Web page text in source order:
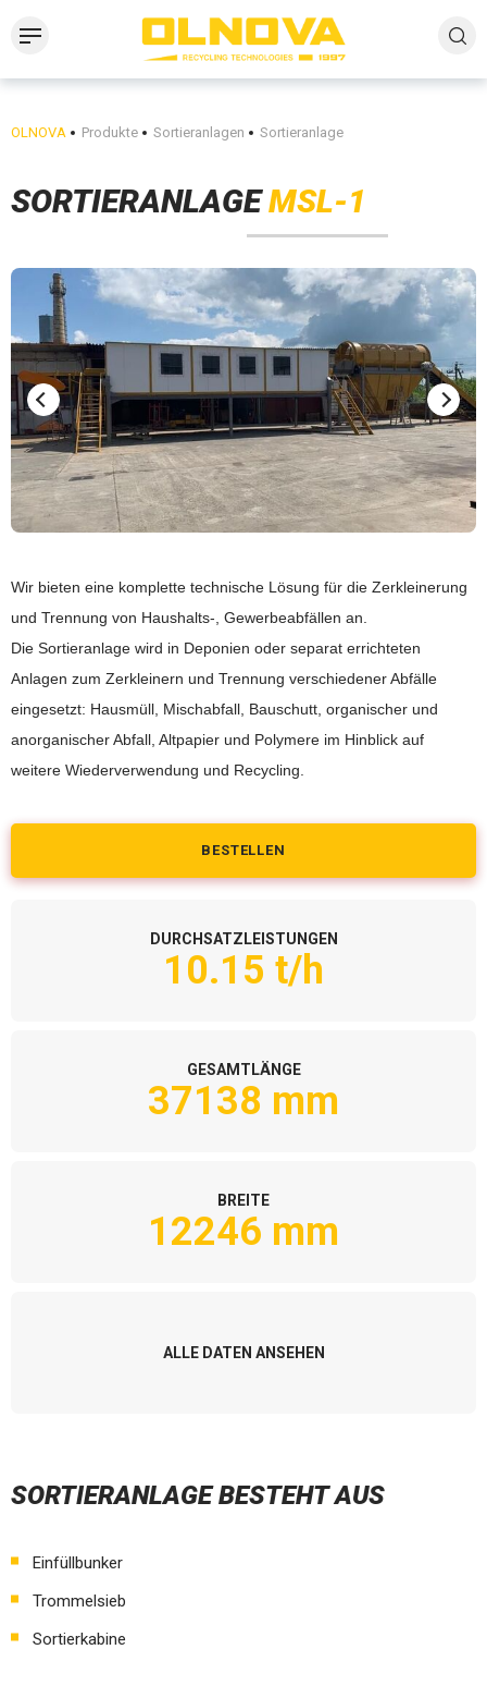
OLNOVA Produkte Sortieranlagen Sortieranlage
SORTIERANLAGEMSL-1
Wir bieten eine komplette technische Lösung für die Zerkleinerung
und Trennung von Haushalts-, Gewerbeabfällen an.
Die Sortieranlage wird in Deponien oder separat errichteten
Anlagen zum Zerkleinern und Trennung verschiedener Abfälle
eingesetzt: Hausmüll, Mischabfall, Bauschutt, organischer und
anorganischer Abfall, Altpapier und Polymere im Hinblick auf
weitere Wiederverwendung und Recycling.
BESTELLEN
DURCHSATZLEISTUNGEN
10.15 t/h
GESAMTLÄNGE
37138 mm
BREITE
12246 mm
ALLE DATEN ANSEHEN
SORTIERANLAGE BESTEHT AUS
Einfüllbunker
Trommelsieb
Sortierkabine